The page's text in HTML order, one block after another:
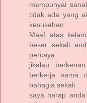
mempunyai
tidak ada yang
kesusahan.
Maaf atas
besar sekali
percaya.
jikalau
berkerja sama
bahagia sekali.
saya harap